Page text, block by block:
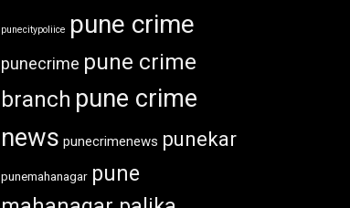
punecitypoliice pune crime
punecrime pune crime
branch pune crime
news punecrimenews punekar
punemahanagar pune